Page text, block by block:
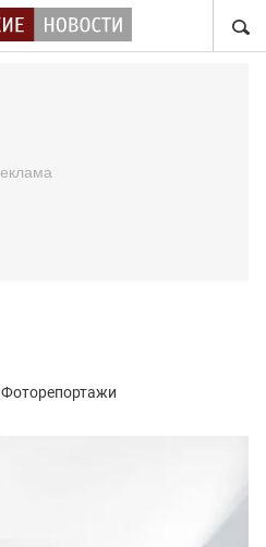
Фоторепортажи